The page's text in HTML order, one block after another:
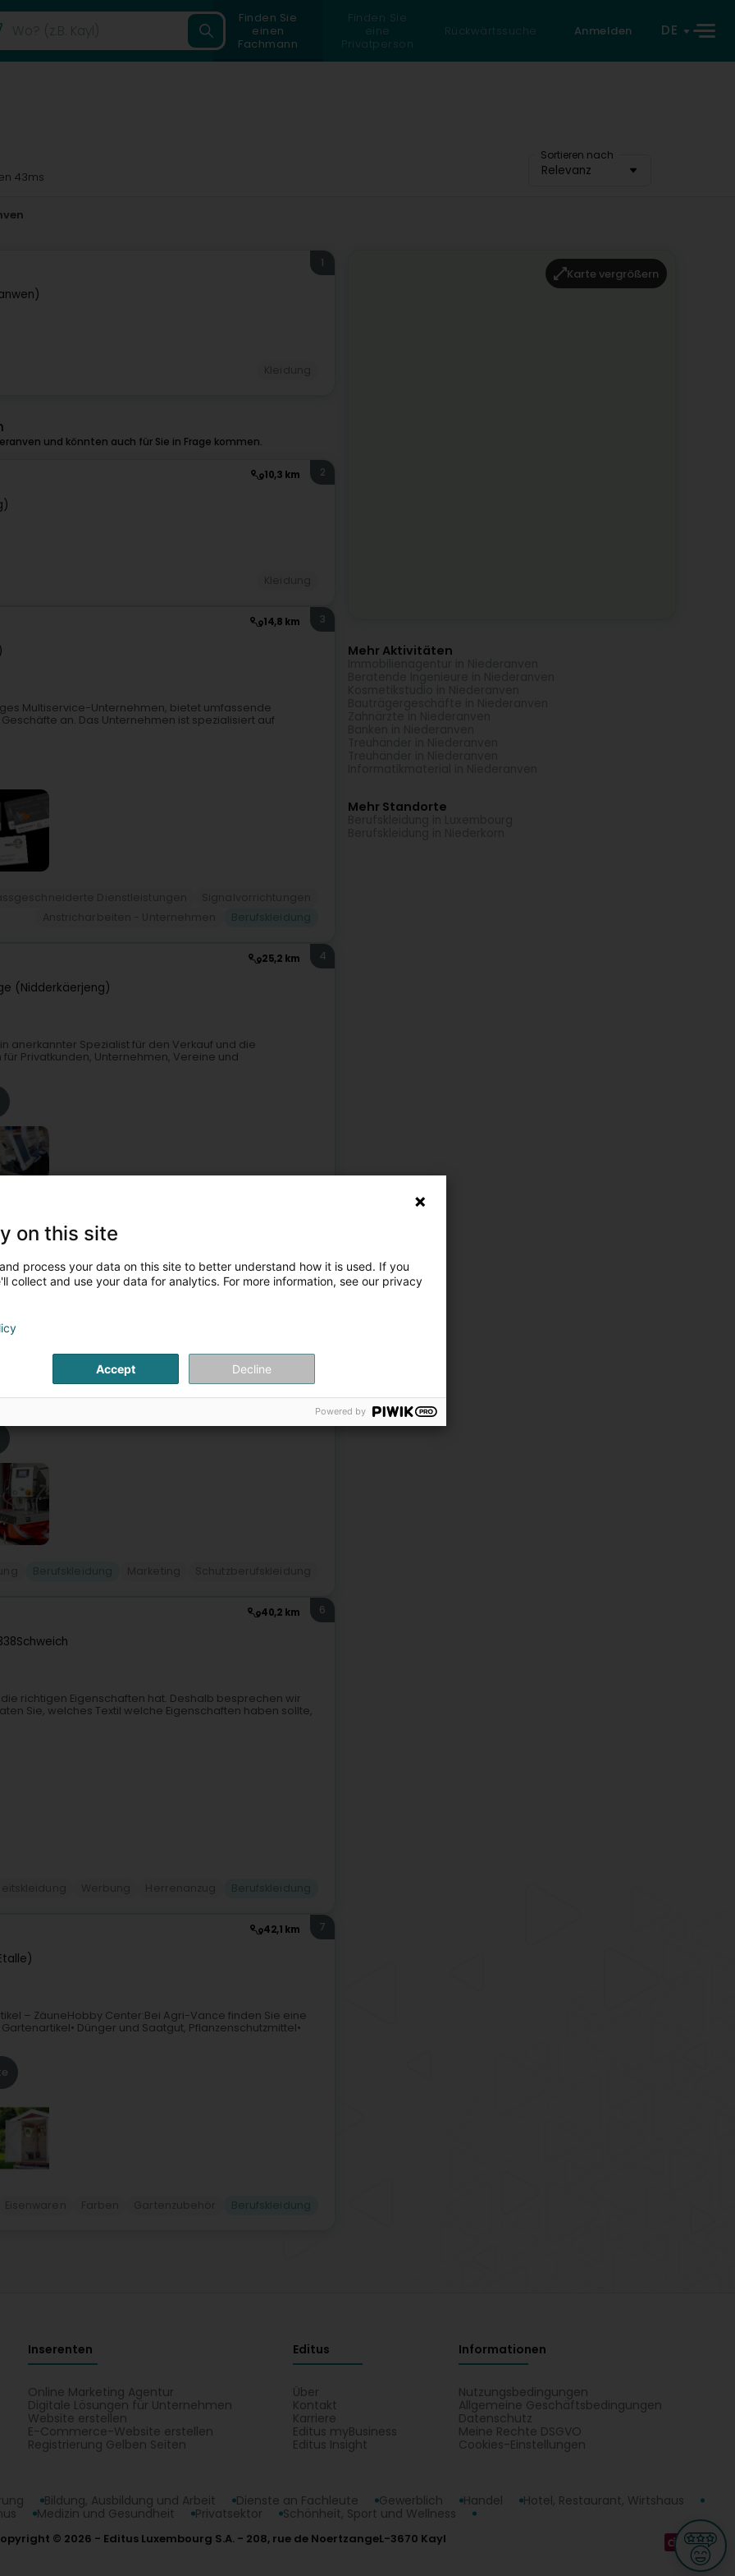
Finden Sie
einen
Fachmann
Finden Sie
eine
Privatperson
Rückwärtssuche Anmelden DE
Sortieren nach
Relevanz
43ms
1
und könnten auch für Sie in Frage kommen.
10,3 km 2
14,8 km 3
Multiservice-Unternehmen, bietet umfassende
an. Das Unternehmen ist spezialisiert auf
25,2 km
(Nidderkäerjeng)
4
anerkannter Spezialist für den Verkauf und die
Privatkunden, Unternehmen, Vereine und
Werbeartikel
(Nidderkuer)
et la personnalisation qui opère dans tous les
restauration et bien d'autres, en proposant des solutions
40,2 km
Schweich
6
richtigen Eigenschaften hat. Deshalb besprechen wir
Sie, welches Textil welche Eigenschaften haben sollte,
42,1 km 7
– ZäuneHobby Center:Bei Agri-Vance finden Sie eine
Dünger und Saatgut, Pflanzenschutzmittel•
Karte vergrößern
Mehr Aktivitäten
Mehr Standorte
Inserenten
Online Marketing Agentur
Digitale Lösungen für Unternehmen
Website erstellen
E-Commerce-Website erstellen
Registrierung Gelben Seiten
Editus
Über
Kontakt
Karriere
Editus myBusiness
Editus Insight
Informationen
Nutzungsbedingungen
Allgemeine Geschäftsbedingungen
Datenschutz
Meine Rechte DSGVO
Cookies-Einstellungen
Bildung, Ausbildung und Arbeit Dienste an Fachleute Gewerblich Handel
Hotel, Restaurant, Wirtshaus
Medizin und Gesundheit Privatsektor
Schönheit, Sport und Wellness
© 2026 Editus Luxembourg S.A. 208, rue de NoertzangeL-3670 Kayl
on this site
process your data on this site to better understand how it is used. If you
collect and use your data for analytics. For more information, see our privacy
Accept Decline
Powered by